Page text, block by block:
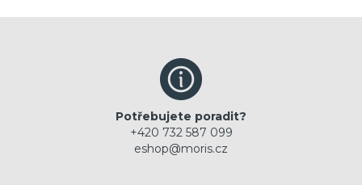
Potřebujete poradit?
+420 732 587 099
eshop@moris.cz